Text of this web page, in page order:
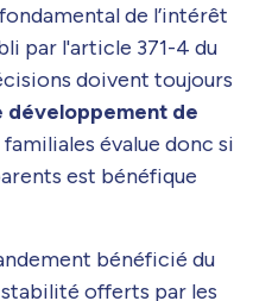
de l’intérêt
par l'article 371-4 du
doivent toujours
développement de
évalue donc si
est bénéfique
bénéficié du
offerts par les